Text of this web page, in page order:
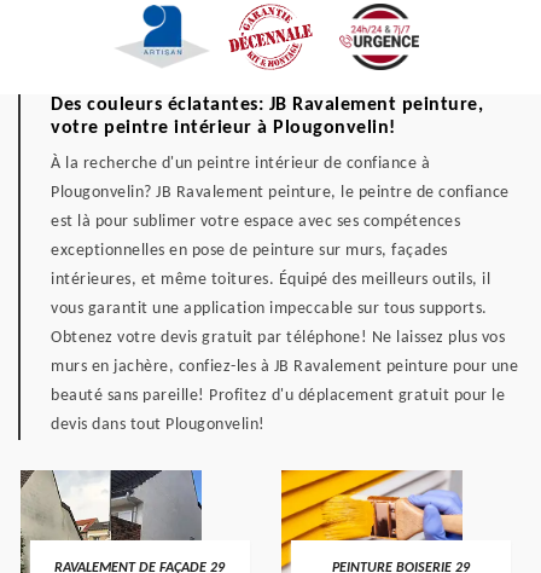
Des couleurs éclatantes: JB Ravalement peinture,
votre peintre intérieur à Plougonvelin!
À la recherche d'un peintre intérieur de confiance à
Plougonvelin? JB Ravalement peinture, le peintre de confiance
est là pour sublimer votre espace avec ses compétences
exceptionnelles en pose de peinture sur murs, façades
intérieures, et même toitures. Équipé des meilleurs outils, il
vous garantit une application impeccable sur tous supports.
Obtenez votre devis gratuit par téléphone! Ne laissez plus vos
murs en jachère, confiez-les à JB Ravalement peinture pour une
beauté sans pareille! Profitez d'u déplacement gratuit pour le
devis dans tout Plougonvelin!
RAVALEMENT DE FAÇADE 29
PEINTURE BOISERIE 29